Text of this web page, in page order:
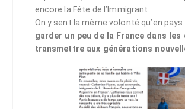
encore la Fête de l’Immigrant.
On y sent la même volonté qu’en pays
garder un peu de la France dans
transmettre aux générations